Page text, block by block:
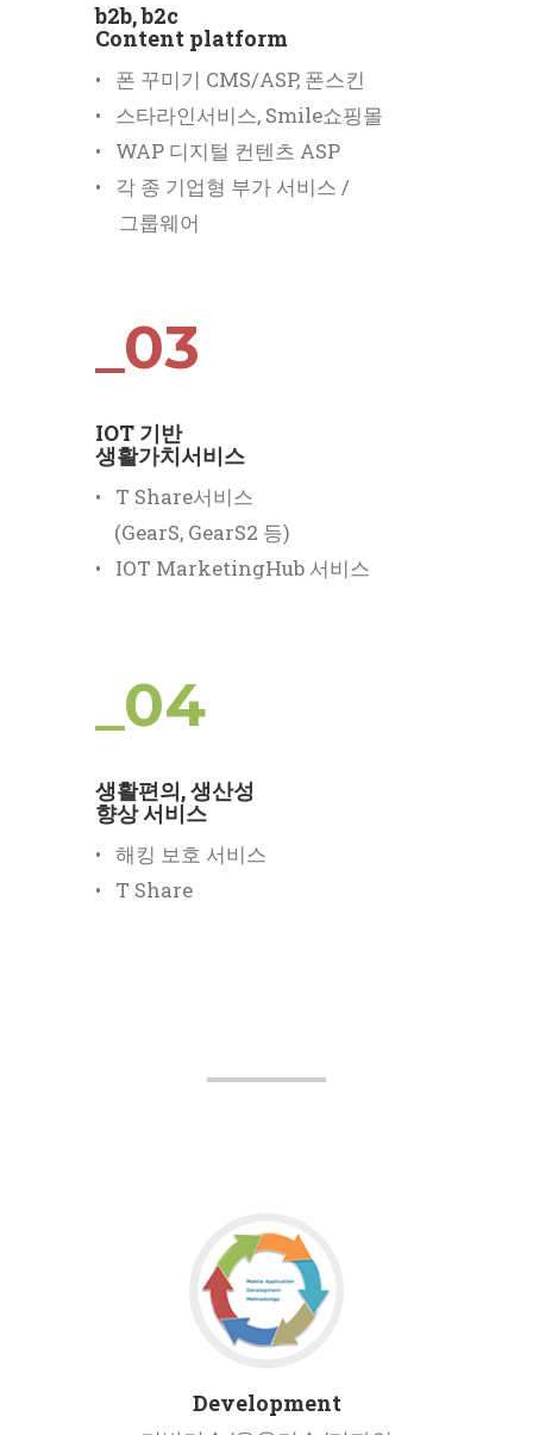
b2b, b2c
Content platform
• 폰 꾸미기 CMS/ASP, 폰스킨
• 스타라인서비스, Smile쇼핑몰
• WAP 디지털 컨텐츠 ASP
• 각 종 기업형 부가 서비스 /
그룹웨어
_03
IOT 기반
생활가치서비스
• T Share서비스
(GearS, GearS2 등)
• IOT MarketingHub 서비스
_04
생활편의, 생산성
향상 서비스
• 해킹 보호 서비스
• T Share
Development